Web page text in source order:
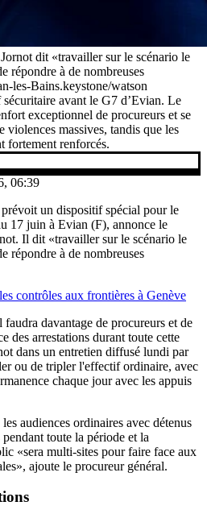
dit «travailler sur le scénario le
répondre à de nombreuses
les-Bains.keystone/watson
avant le G7 d’Evian. Le
exceptionnel de procureurs et se
violences massives, tandis que les
fortement renforcés.
06:39
un dispositif spécial pour le
17 juin à Evian (F), annonce le
Il dit «travailler sur le scénario le
répondre à de nombreuses
contrôles aux frontières à Genève
davantage de procureurs et de
des arrestations durant toute cette
dans un entretien diffusé lundi par
ou de tripler l'effectif ordinaire, avec
chaque jour avec les appuis
audiences ordinaires avec détenus
toute la période et la
«sera multi-sites pour faire face aux
ajoute le procureur général.